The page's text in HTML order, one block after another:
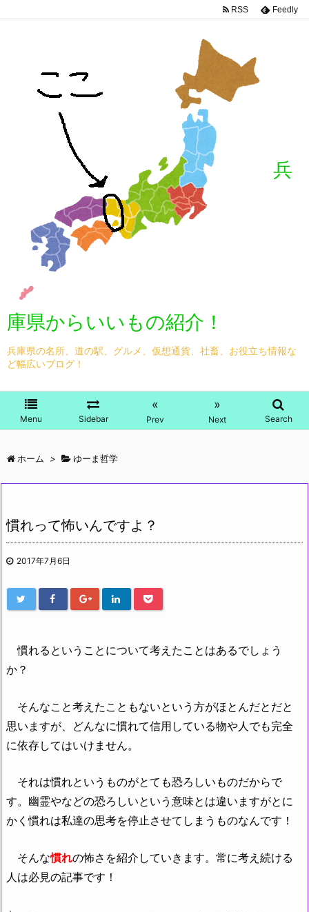
兵
庫県からいいもの紹介！
兵庫県の名所、道の駅、グルメ、仮想通貨、社畜、お役立ち情報な
ど幅広いブログ！
Menu Sidebar
«
Prev
»
Next Search
RSS Feedly
ホーム > ゆーま哲学
慣れって怖いんですよ？
2017年7月6日
慣れるということについて考えたことはあるでしょう
か？
そんなこと考えたこともないという方がほとんだとだと
思いますが、どんなに慣れて信用している物や人でも完全
に依存してはいけません。
それは慣れというものがとても恐ろしいものだからで
す。幽霊やなどの恐ろしいという意味とは違いますがとに
かく慣れは私達の思考を停止させてしまうものなんです！
そんな慣れの怖さを紹介していきます。常に考え続ける
人は必見の記事です！